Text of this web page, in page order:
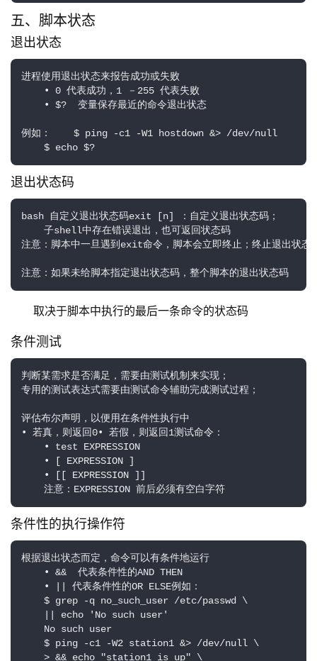
五、脚本状态
退出状态
进程使用退出状态来报告成功或失败
• 0 代表成功，1 －255 代表失败
• $?  变量保存最近的命令退出状态
例如：    $ ping -c1 -W1 hostdown &> /dev/null
$ echo $?
退出状态码
bash 自定义退出状态码exit [n] ：自定义退出状态码；
子shell中存在错误退出，也可返回状态码
注意：脚本中一旦遇到exit命令，脚本会立即终止；终止退出状
注意：如果未给脚本指定退出状态码，整个脚本的退出状态码
取决于脚本中执行的最后一条命令的状态码
条件测试
判断某需求是否满足，需要由测试机制来实现；
专用的测试表达式需要由测试命令辅助完成测试过程；
评估布尔声明，以便用在条件性执行中
• 若真，则返回0• 若假，则返回1测试命令：
• test EXPRESSION
• [ EXPRESSION ]
• [[ EXPRESSION ]]
注意：EXPRESSION 前后必须有空白字符
条件性的执行操作符
根据退出状态而定，命令可以有条件地运行
• &&  代表条件性的AND THEN
• || 代表条件性的OR ELSE例如：
$ grep -q no_such_user /etc/passwd \
|| echo 'No such user'
No such user
$ ping -c1 -W2 station1 &> /dev/null \
> && echo "station1 is up" \